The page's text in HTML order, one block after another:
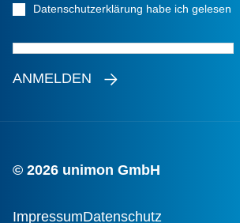
Datenschutzerklärung habe ich gelesen
ANMELDEN
© 2026 unimon GmbH
ImpressumDatenschutz